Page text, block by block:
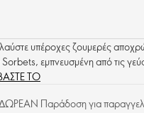
υπέροχες ζουμερές
Sorbets, εμπνευσμένη από τις
ΤΟ
Παράδοση για